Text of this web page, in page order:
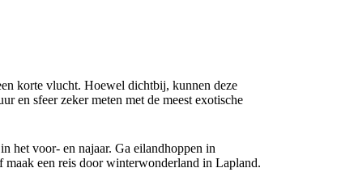
korte vlucht. Hoewel dichtbij, kunnen deze
en sfeer zeker meten met de meest exotische
het voor- en najaar. Ga eilandhoppen in
een reis door winterwonderland in Lapland.